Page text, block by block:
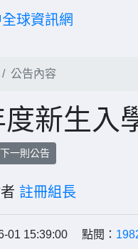
球資訊網
公告內容
新生入
下一則公告
註冊組長
01 15:39:00 點閱：